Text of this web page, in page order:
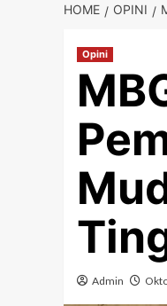
HOME OPINI
Opini
Admin